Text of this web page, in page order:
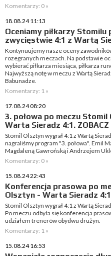
Komentarzy: 0 »
18.08.24 11:13
Oceniamy piłkarzy Stomilu
zwycięstwie 4:1 z Wartą
Kontynuujemy nasze oceny
rozegranych meczach. Na podstawie
wybierać piłkarza miesiąca, piłkarza
Najwyższą notę w meczu z Wartą
Babunadze.
Komentarzy: 1 »
17.08.24 08:20
3. połowa po meczu
Warta Sieradz 4:1. ZOBACZ
Stomil Olsztyn wygrał 4:1 z Wartą
nagraliśmy program "3. połowa". Emil
Magdaleną Gawrońską i Andrzejem
Komentarzy: 0 »
15.08.24 22:43
Konferencja prasowa po
Olsztyn - Warta Sieradz 4:1
Stomil Olsztyn wygrał 4:1 z Wartą
Po meczu odbyła się konferencja
udziałem trenerów obydwu drużyn.
Komentarzy: 1 »
15.08.24 16:53